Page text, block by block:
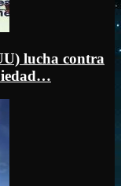
lucha contra